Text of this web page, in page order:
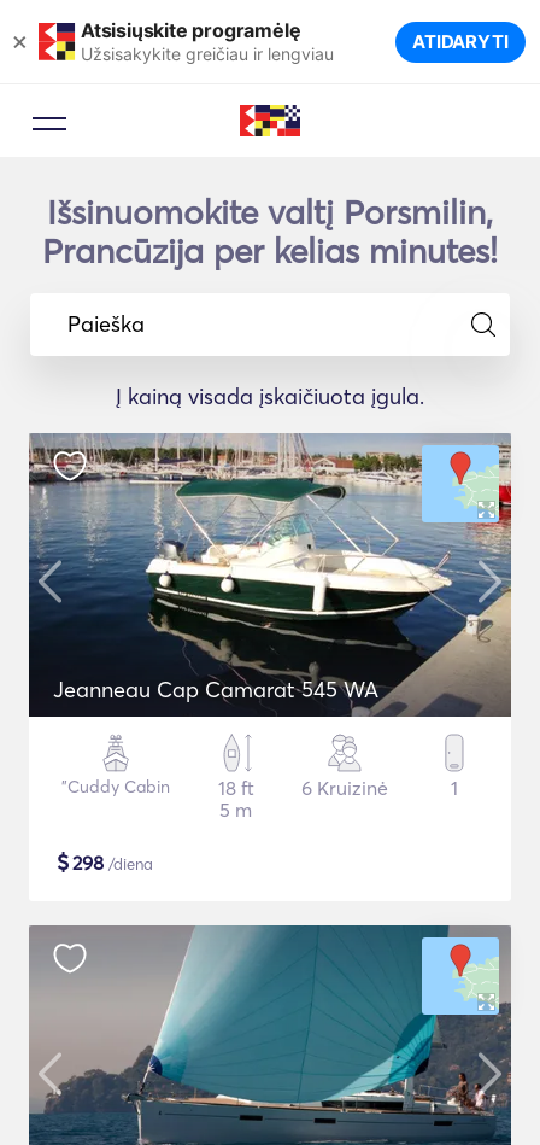
× Atsisiųskite programėlę
Užsisakykite greičiau ir lengviau ATIDARYTI
Išsinuomokite valtį Porsmilin,
Prancūzija per kelias minutes!
Paieška
Į kainą visada įskaičiuota įgula.
Jeanneau Cap Camarat 545 WA
"Cuddy Cabin
18 ft
5 m
6 Kruizinė 1
$298 /diena